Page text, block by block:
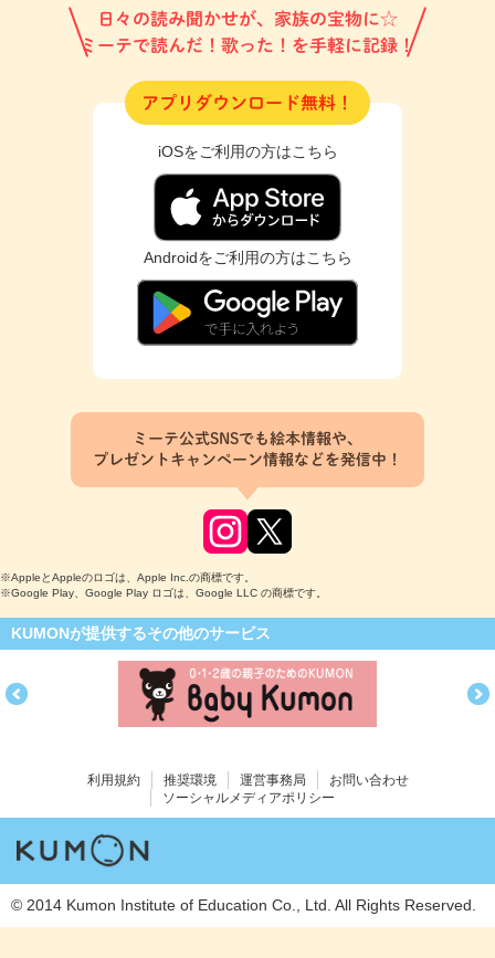
日々の読み聞かせが、家族の宝物に☆
ミーテで読んだ！歌った！を手軽に記録！
アプリダウンロード無料！
iOSをご利用の方はこちら
Androidをご利用の方はこちら
ミーテ公式SNSでも絵本情報や、
プレゼントキャンペーン情報などを発信中！
※AppleとAppleのロゴは、Apple Inc.の商標です。
※Google Play、Google Play ロゴは、Google LLC の商標です。
KUMONが提供するその他のサービス
利用規約 推奨環境 運営事務局
お問い合わせ
ソーシャルメディアポリシー
© 2014 Kumon Institute of Education Co., Ltd. All Rights Reserved.